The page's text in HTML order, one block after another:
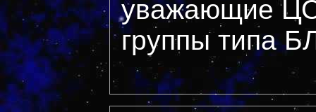
уважающие
группы типа